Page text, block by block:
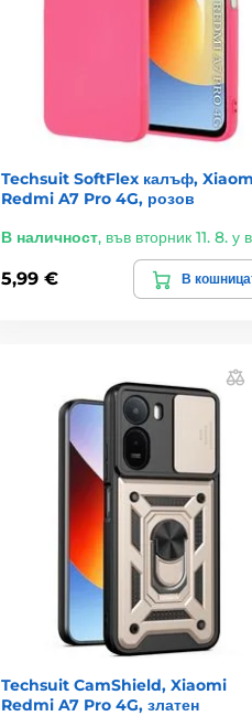
Techsuit SoftFlex калъф,
Redmi A7 Pro 4G, розов
В наличност, във вторник 11. 8. у
5,99 € В
Techsuit CamShield, Xiaomi
Redmi A7 Pro 4G, златен